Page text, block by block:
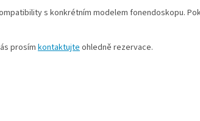
y
p
s konkrétním modelem fonendoskopu.
prosím kontaktujteohledně rezervace.